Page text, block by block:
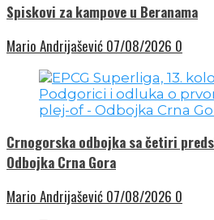
Spiskovi za kampove u Beranama
Mario Andrijašević 07/08/2026 0
Crnogorska odbojka sa četiri
Odbojka Crna Gora
Mario Andrijašević 07/08/2026 0